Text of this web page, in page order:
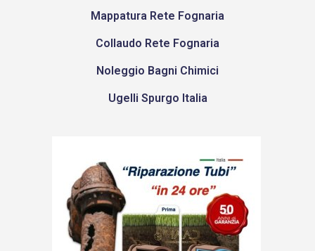
Mappatura Rete Fognaria
Collaudo Rete Fognaria
Noleggio Bagni Chimici
Ugelli Spurgo Italia